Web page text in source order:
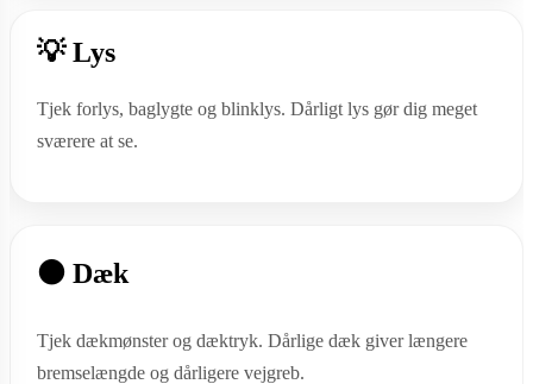
💡 Lys
Tjek forlys, baglygte og blinklys. Dårligt lys gør dig meget
sværere at se.
⚫ Dæk
Tjek dækmønster og dæktryk. Dårlige dæk giver længere
bremselængde og dårligere vejgreb.